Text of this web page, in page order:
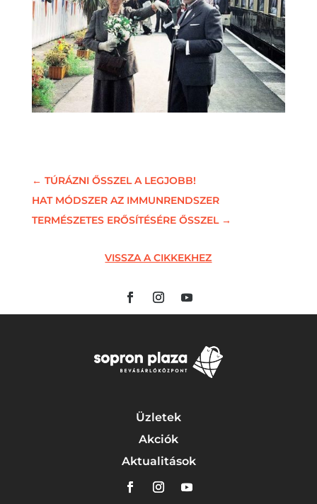
← TÚRÁZNI ŐSSZEL A LEGJOBB!
HAT MÓDSZER AZ IMMUNRENDSZER
TERMÉSZETES ERŐSÍTÉSÉRE ŐSSZEL→
VISSZA A CIKKEKHEZ
Üzletek
Akciók
Aktualitások